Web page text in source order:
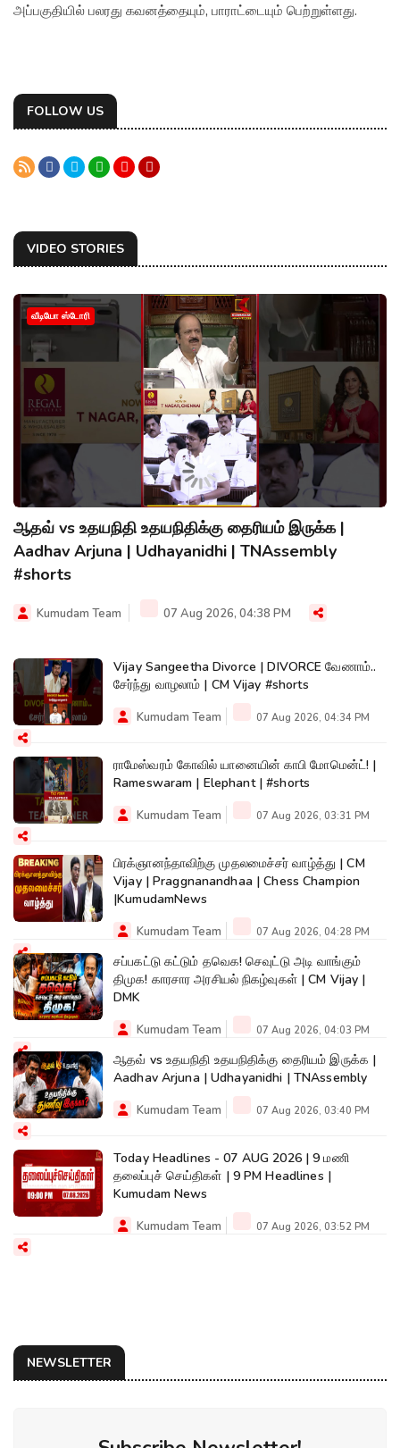
அப்பகுதியில் பலரது கவனத்தையும், பாராட்டையும் பெற்றுள்ளது.
FOLLOW US
VIDEO STORIES
வீடியோ ஸ்டோரி
ஆதவ் vs உதயநிதி உதயநிதிக்கு தைரியம் இருக்க |
Aadhav Arjuna | Udhayanidhi | TNAssembly
#shorts
Kumudam Team 07 Aug 2026, 04:38 PM
Vijay Sangeetha Divorce | DIVORCE வேணாம்..
சேர்ந்து வாழலாம் | CM Vijay #shorts
Kumudam Team 07 Aug 2026, 04:34 PM
ராமேஸ்வரம் கோவில் யானையின் காபி மோமென்ட்! |
Rameswaram | Elephant | #shorts
Kumudam Team 07 Aug 2026, 03:31 PM
பிரக்ஞானந்தாவிற்கு முதலமைச்சர் வாழ்த்து | CM
Vijay | Praggnanandhaa | Chess Champion
|KumudamNews
Kumudam Team 07 Aug 2026, 04:28 PM
சப்பகட்டு கட்டும் தவெக! செவுட்டு அடி வாங்கும்
திமுக! காரசார அரசியல் நிகழ்வுகள் | CM Vijay |
DMK
Kumudam Team 07 Aug 2026, 04:03 PM
ஆதவ் vs உதயநிதி உதயநிதிக்கு தைரியம் இருக்க |
Aadhav Arjuna | Udhayanidhi | TNAssembly
Kumudam Team 07 Aug 2026, 03:40 PM
Today Headlines - 07 AUG 2026 | 9 மணி
தலைப்புச் செய்திகள் | 9 PM Headlines |
Kumudam News
Kumudam Team 07 Aug 2026, 03:52 PM
NEWSLETTER